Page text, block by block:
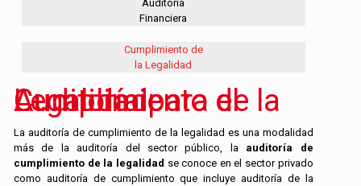
Auditoría
Financiera
Cumplimiento de
la Legalidad
Auditoría para el Cumplimiento de la Legalidad
La auditoría de cumplimiento de la legalidad es una modalidad
más de la auditoría del sector público, la auditoría de
cumplimiento de la legalidad se conoce en el sector privado
como auditoría de cumplimiento que incluye auditoría de la